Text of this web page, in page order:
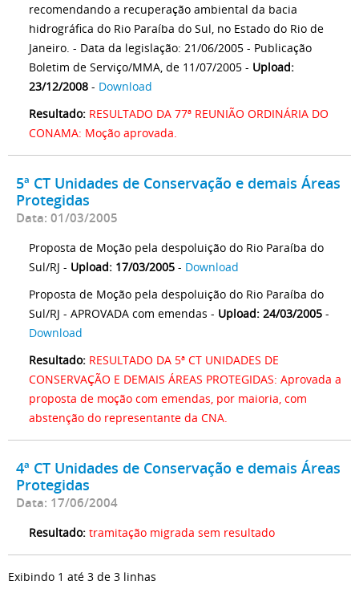
recomendando a recuperação ambiental da bacia
hidrográfica do Rio Paraíba do Sul, no Estado do Rio de
Janeiro. - Data da legislação: 21/06/2005 - Publicação
Boletim de Serviço/MMA, de 11/07/2005 - Upload:
23/12/2008 - Download
Resultado: RESULTADO DA 77ª REUNIÃO ORDINÁRIA DO
CONAMA: Moção aprovada.
5ª CT Unidades de Conservação e demais Áreas
Protegidas
Data: 01/03/2005
Proposta de Moção pela despoluição do Rio Paraíba do
Sul/RJ - Upload: 17/03/2005 - Download
Proposta de Moção pela despoluição do Rio Paraíba do
Sul/RJ - APROVADA com emendas - Upload: 24/03/2005 -
Download
Resultado: RESULTADO DA 5ª CT UNIDADES DE
CONSERVAÇÃO E DEMAIS ÁREAS PROTEGIDAS: Aprovada a
proposta de moção com emendas, por maioria, com
abstenção do representante da CNA.
4ª CT Unidades de Conservação e demais Áreas
Protegidas
Data: 17/06/2004
Resultado: tramitação migrada sem resultado
Exibindo 1 até 3 de 3 linhas